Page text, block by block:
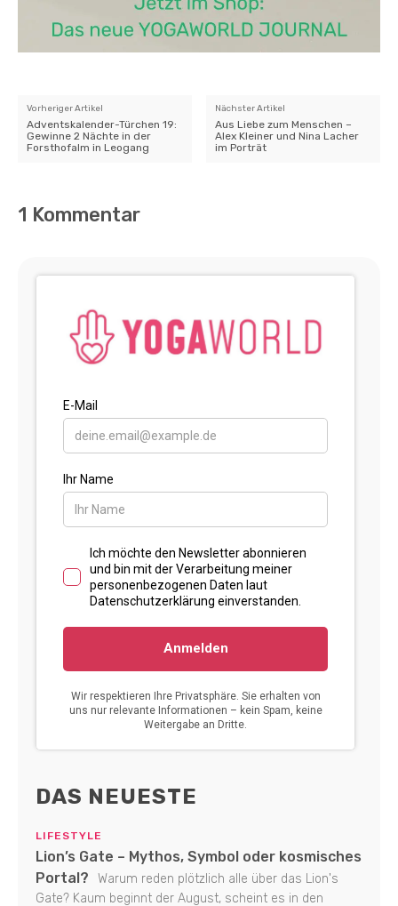
Vorheriger Artikel
Adventskalender-Türchen 19:
Gewinne 2 Nächte in der
Forsthofalm in Leogang
Nächster Artikel
Aus Liebe zum Menschen –
Alex Kleiner und Nina Lacher
im Porträt
1 Kommentar
DAS NEUESTE
LIFESTYLE
Lion’s Gate – Mythos, Symbol oder kosmisches
Portal?
Warum reden plötzlich alle über das Lion's
Gate? Kaum beginnt der August, scheint es in den